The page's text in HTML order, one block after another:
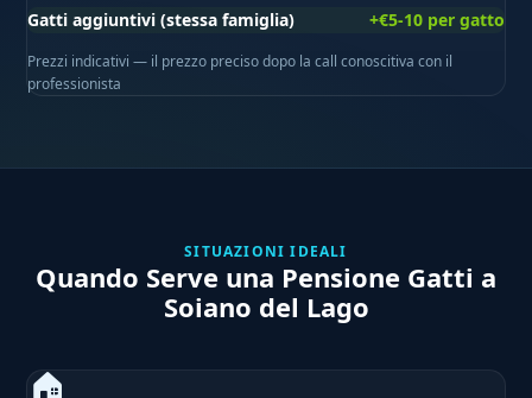
Gatti aggiuntivi (stessa famiglia)
+€5-10 per gatto
Prezzi indicativi — il prezzo preciso dopo la call conoscitiva con il
professionista
SITUAZIONI IDEALI
Quando Serve una Pensione Gatti a
Soiano del Lago
🏠